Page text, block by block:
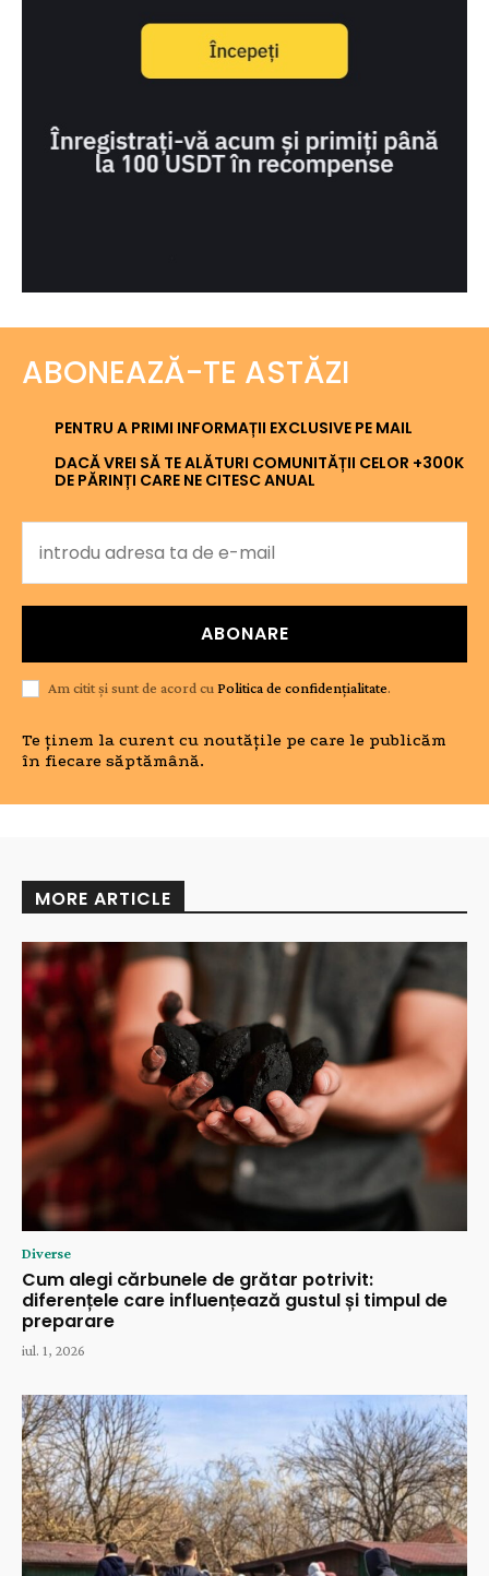
ABONEAZĂ-TE ASTĂZI
PENTRU A PRIMI INFORMAȚII EXCLUSIVE PE MAIL
DACĂ VREI SĂ TE ALĂTURI COMUNITĂȚII CELOR +300K
DE PĂRINȚI CARE NE CITESC ANUAL
ABONARE
Am citit și sunt de acord cuPolitica de confidențialitate.
Te ținem la curent cu noutățile pe care le publicăm
în fiecare săptămână.
MORE ARTICLE
Diverse
Cum alegi cărbunele de grătar potrivit:
diferențele care influențează gustul și timpul de
preparare
iul. 1, 2026